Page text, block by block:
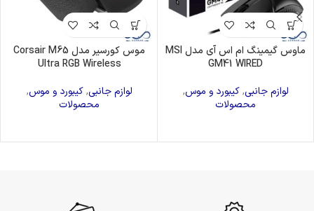
ماوس گیمینگ ام اس آی مدل MSI
GM41 WIRED
لوازم جانبی,کیبورد و موس,
محصولات
موس کورسیر مدل Corsair M65
Ultra RGB Wireless
لوازم جانبی,کیبورد و موس,
محصولات